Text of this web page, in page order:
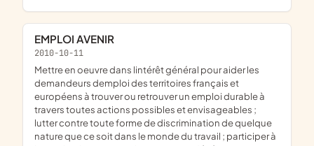
EMPLOI AVENIR
2010-10-11
mettre en oeuvre dans lintérêt général pour aider les
demandeurs demploi des territoires français et
européens à trouver ou retrouver un emploi durable à
travers toutes actions possibles et envisageables ;
lutter contre toute forme de discrimination de quelque
nature que ce soit dans le monde du travail ; participer à